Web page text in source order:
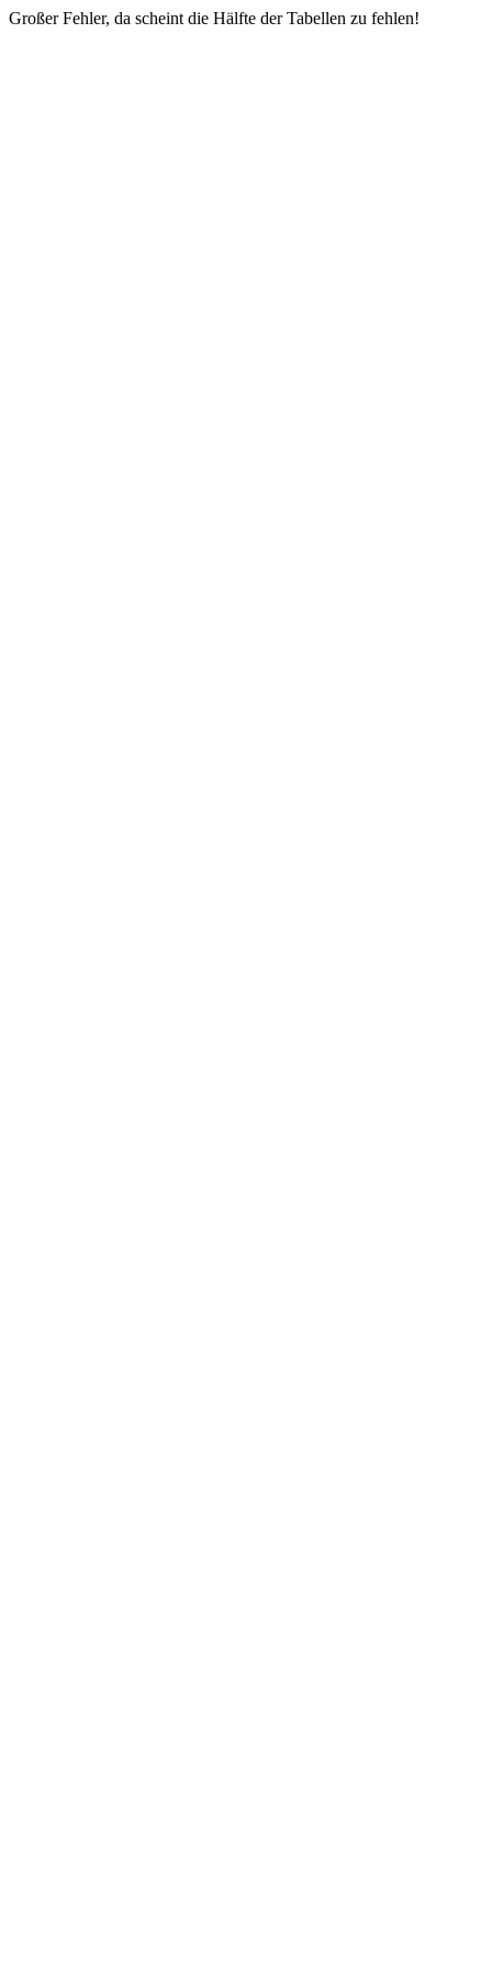
Großer Fehler, da scheint die Hälfte der Tabellen zu fehlen!